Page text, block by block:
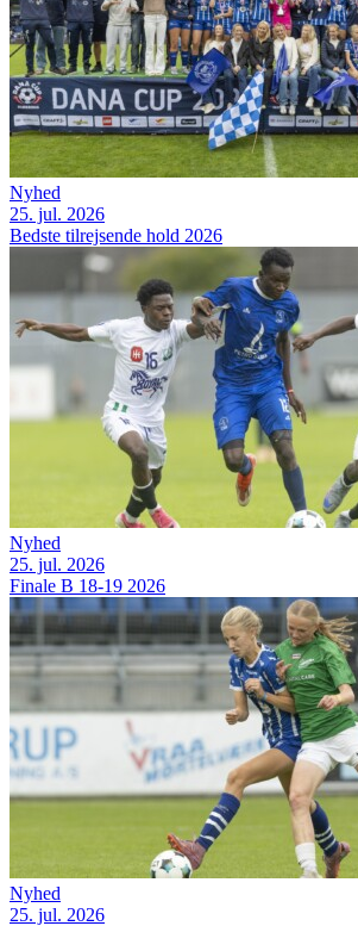
Nyhed
25. jul. 2026
Bedste tilrejsende hold 2026
Nyhed
25. jul. 2026
Finale B 18-19 2026
Nyhed
25. jul. 2026